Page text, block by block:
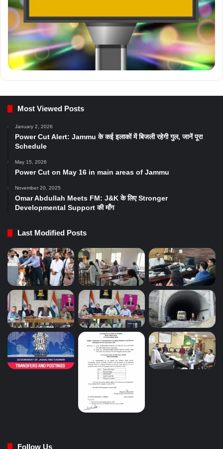
Most Viewed Posts
January 2, 2026
Power Cut Alert: Jammu के कई इलाकों में बिजली रहेगी गुल, जानें पूरा
Schedule
May 15, 2026
Power Cut on May 16 in main areas of Jammu
November 20, 2025
Omar Abdullah Meets FM: J&K के लिए Stronger
Developmental Support की माँग
Last Modified Posts
Follow Us